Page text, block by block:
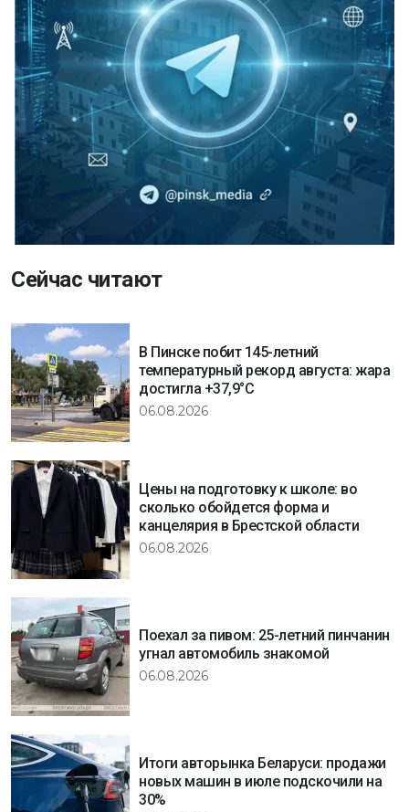
Сейчас читают
В Пинске побит 145-летний
температурный рекорд августа: жара
достигла +37,9°C
06.08.2026
Цены на подготовку к школе: во
сколько обойдется форма и
канцелярия в Брестской области
06.08.2026
Поехал за пивом: 25-летний пинчанин
угнал автомобиль знакомой
06.08.2026
Итоги авторынка Беларуси: продажи
новых машин в июле подскочили на
30%